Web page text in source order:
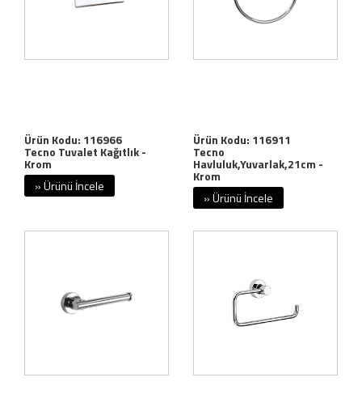
Ürün Kodu: 116966
Tecno Tuvalet Kağıtlık -
Krom
» Ürünü İncele
Ürün Kodu: 116911
Tecno
Havluluk,Yuvarlak,21cm -
Krom
» Ürünü İncele